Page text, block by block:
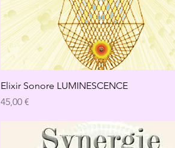
Elixir Sonore LUMINESCENCE
Preis
45,00 €